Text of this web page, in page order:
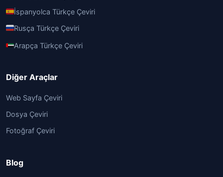
İspanyolca Türkçe Çeviri
Rusça Türkçe Çeviri
Arapça Türkçe Çeviri
Diğer Araçlar
Web Sayfa Çeviri
Dosya Çeviri
Fotoğraf Çeviri
Blog